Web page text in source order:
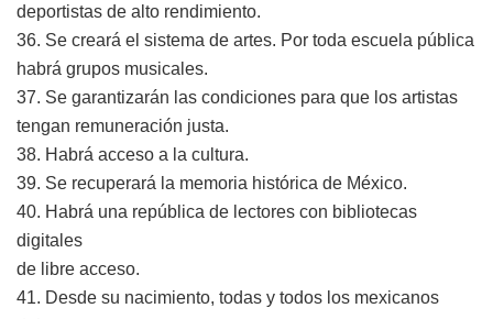
deportistas de alto rendimiento.
36. Se creará el sistema de artes. Por toda escuela pública
habrá grupos musicales.
37. Se garantizarán las condiciones para que los artistas
tengan remuneración justa.
38. Habrá acceso a la cultura.
39. Se recuperará la memoria histórica de México.
40. Habrá una república de lectores con bibliotecas
digitales
de libre acceso.
41. Desde su nacimiento, todas y todos los mexicanos